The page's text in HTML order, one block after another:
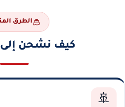
الطرق
كيف نشحن إلى
🚢